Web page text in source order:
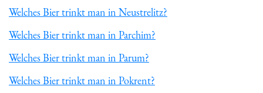
Welches Bier trinkt man in Neustrelitz?
Welches Bier trinkt man in Parchim?
Welches Bier trinkt man in Parum?
Welches Bier trinkt man in Pokrent?